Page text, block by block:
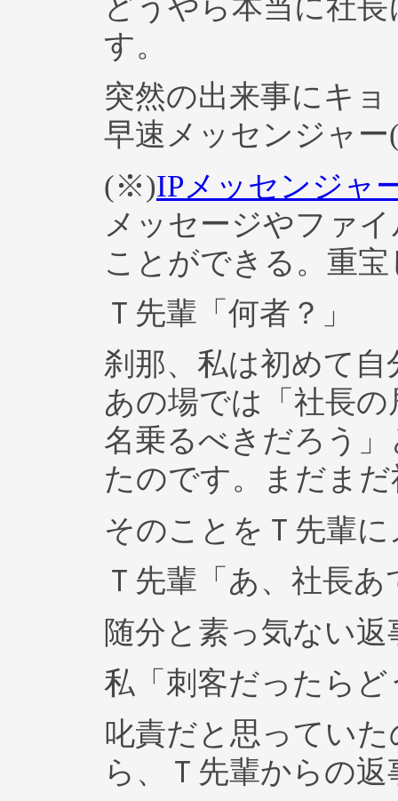
どうやら本当に社
す。
突然の出来事にキ
早速メッセンジャ
(※)IPメッセンジャ
メッセージやファ
ことができる。重
Ｔ先輩「何者？」
刹那、私は初めて
あの場では「社長
名乗るべきだろう
たのです。まだま
そのことをＴ先輩
Ｔ先輩「あ、社長
随分と素っ気ない返
私「刺客だったら
叱責だと思ってい
ら、Ｔ先輩からの返